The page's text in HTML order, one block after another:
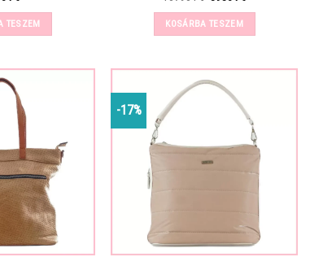
TESZEM
was:
10790 Ft.
KOSÁRBA TESZEM
-17%